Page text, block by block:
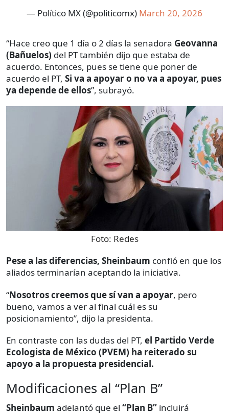
— Político MX (@politicomx) March 20, 2026
“Hace creo que 1 día o 2 días la senadora Geovanna
(Bañuelos) del PT también dijo que estaba de
acuerdo. Entonces, pues se tiene que poner de
acuerdo el PT, Si va a apoyar o no va a apoyar, pues
ya depende de ellos”, subrayó.
Foto: Redes
Pese a las diferencias, Sheinbaum confió en que los
aliados terminarían aceptando la iniciativa.
“Nosotros creemos que sí van a apoyar, pero
bueno, vamos a ver al final cuál es su
posicionamiento”, dijo la presidenta.
En contraste con las dudas del PT, el Partido Verde
Ecologista de México (PVEM) ha reiterado su
apoyo a la propuesta presidencial.
Modificaciones al “Plan B”
Sheinbaum adelantó que el “Plan B” incluirá